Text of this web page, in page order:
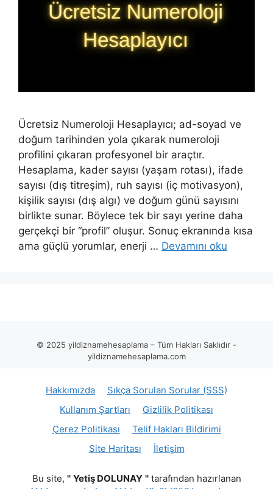
Ücretsiz Numeroloji Hesaplayıcı; ad-soyad ve
doğum tarihinden yola çıkarak numeroloji
profilini çıkaran profesyonel bir araçtır.
Hesaplama, kader sayısı (yaşam rotası), ifade
sayısı (dış titreşim), ruh sayısı (iç motivasyon),
kişilik sayısı (dış algı) ve doğum günü sayısını
birlikte sunar. Böylece tek bir sayı yerine daha
gerçekçi bir “profil” oluşur. Sonuç ekranında kısa
ama güçlü yorumlar, enerji … Devamını oku
© 2025 yildiznamehesaplama – Tüm Hakları Saklıdır -
yildiznamehesaplama.com
Hakkımızda
Sıkça Sorulan Sorular (SSS)
Kullanım Şartları
Gizlilik Politikası
Çerez Politikası
Telif Hakları Bildirimi
Site Haritası
İletişim
Bu site, '' Yetiş DOLUNAY ''tarafından hazırlanan